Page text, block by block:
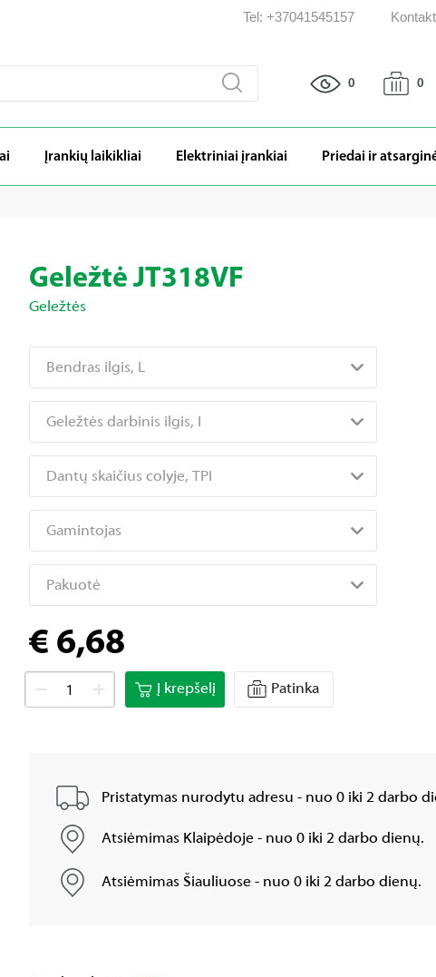
Tel: +37041545157
Įrankių laikikliai Elektriniai įrankiai Priedai ir
0 0
Geležtė JT318VF
Geležtės
Bendras ilgis, L
Geležtės darbinis ilgis, I
Dantų skaičius colyje, TPI
Gamintojas
Pakuotė
€ 6,68
Į krepšelį Patinka
Pristatymas nurodytu adresu - nuo 0 iki 2 darbo
Atsiėmimas Klaipėdoje - nuo 0 iki 2 darbo dienų.
Atsiėmimas Šiauliuose - nuo 0 iki 2 darbo dienų.